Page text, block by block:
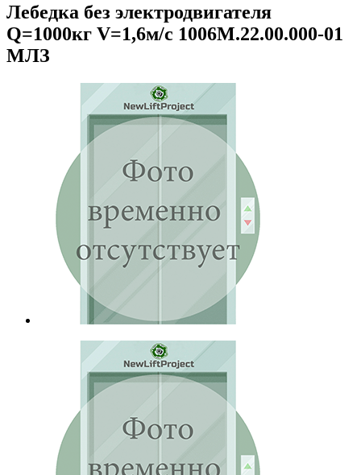
Лебедка без электродвигателя
Q=1000кг V=1,6м/с 1006М.22.00.000-01
МЛЗ